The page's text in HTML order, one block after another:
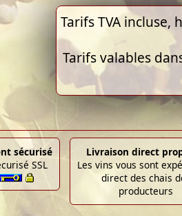
Tarifs TVA
Tarifs valables
sécurisé
SSL
Livraison direct
Les vins vous sont
direct des chais
producteurs